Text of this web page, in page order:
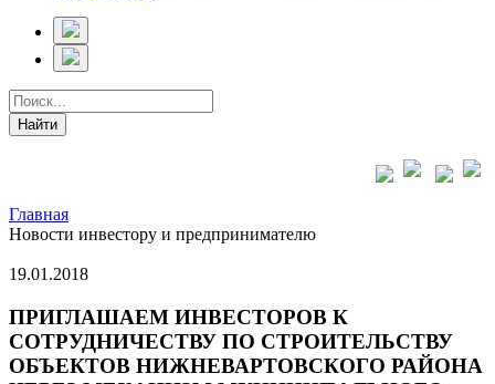
Главная
Новости инвестору и предпринимателю
19.01.2018
ПРИГЛАШАЕМ ИНВЕСТОРОВ К
СОТРУДНИЧЕСТВУ ПО СТРОИТЕЛЬСТВУ
ОБЪЕКТОВ НИЖНЕВАРТОВСКОГО РАЙОНА